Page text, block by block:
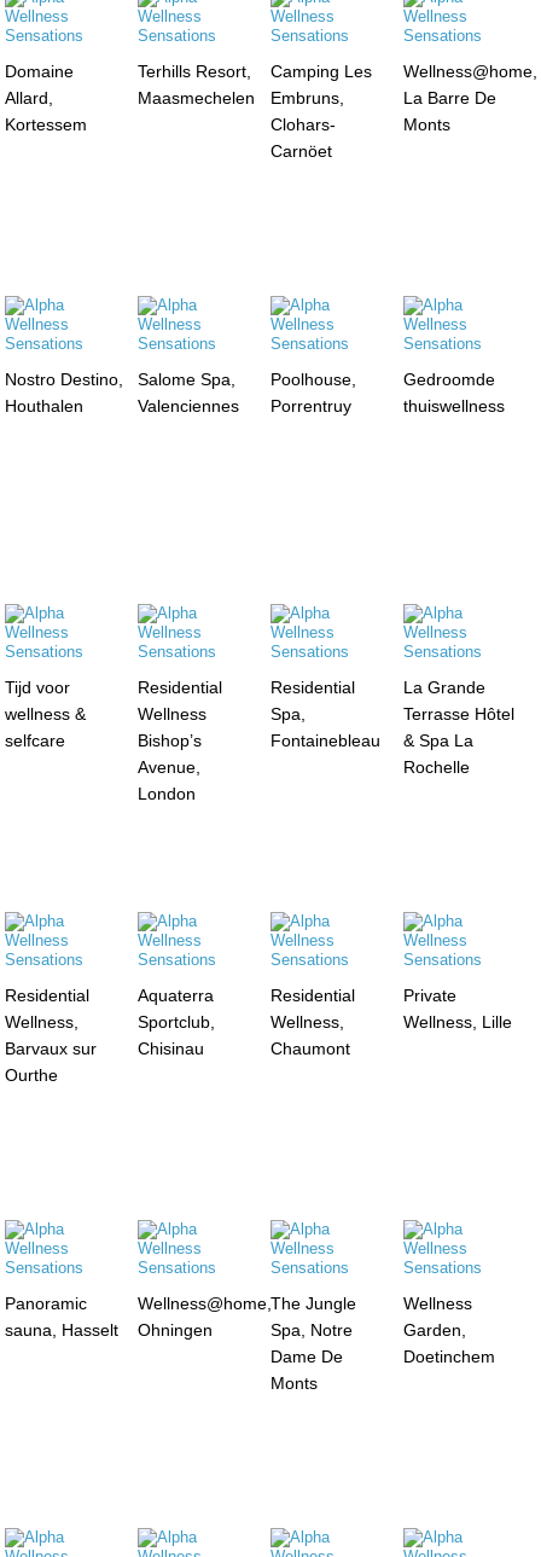
Domaine
Allard,
Kortessem
Terhills Resort,
Maasmechelen
Camping Les
Embruns,
Clohars-
Carnöet
Wellness@home,
La Barre De
Monts
Nostro Destino,
Houthalen
Salome Spa,
Valenciennes
Poolhouse,
Porrentruy
Gedroomde
thuiswellness
Tijd voor
wellness &
selfcare
Residential
Wellness
Bishop’s
Avenue,
London
Residential
Spa,
Fontainebleau
La Grande
Terrasse Hôtel
& Spa La
Rochelle
Residential
Wellness,
Barvaux sur
Ourthe
Aquaterra
Sportclub,
Chisinau
Residential
Wellness,
Chaumont
Private
Wellness, Lille
Panoramic
sauna, Hasselt
Wellness@home,
Ohningen
The Jungle
Spa, Notre
Dame De
Monts
Wellness
Garden,
Doetinchem